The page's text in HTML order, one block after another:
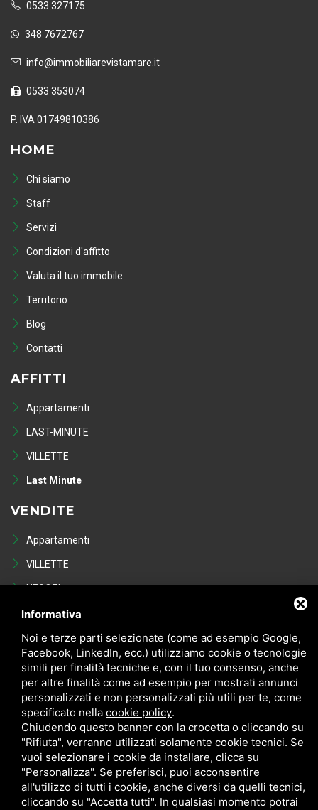
0533 327175
348 7672767
info@immobiliarevistamare.it
0533 353074
P. IVA 01749810386
HOME
Chi siamo
Staff
Servizi
Condizioni d'affitto
Valuta il tuo immobile
Territorio
Blog
Contatti
AFFITTI
Appartamenti
LAST-MINUTE
VILLETTE
Last Minute
VENDITE
Appartamenti
VILLETTE
NEGOZI
POSTI AUTO - GARAGE
Occasioni in vendita
Privacy Sitemap
Informativa
Noi e terze parti selezionate (come ad esempio Google,
Facebook, LinkedIn, ecc.) utilizziamo cookie o tecnologie
simili per finalità tecniche e, con il tuo consenso, anche
per altre finalità come ad esempio per mostrati annunci
personalizzati e non personalizzati più utili per te, come
specificato nella cookie policy.
Chiudendo questo banner con la crocetta o cliccando su
"Rifiuta", verranno utilizzati solamente cookie tecnici. Se
vuoi selezionare i cookie da installare, clicca su
"Personalizza". Se preferisci, puoi acconsentire
all'utilizzo di tutti i cookie, anche diversi da quelli tecnici,
cliccando su "Accetta tutti". In qualsiasi momento potrai